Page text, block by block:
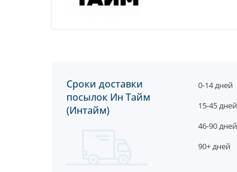
Сроки доставки
посылок Ин Тайм
(Интайм)
0-14 дней
15-45 дней
46-90 дней
90+ дней